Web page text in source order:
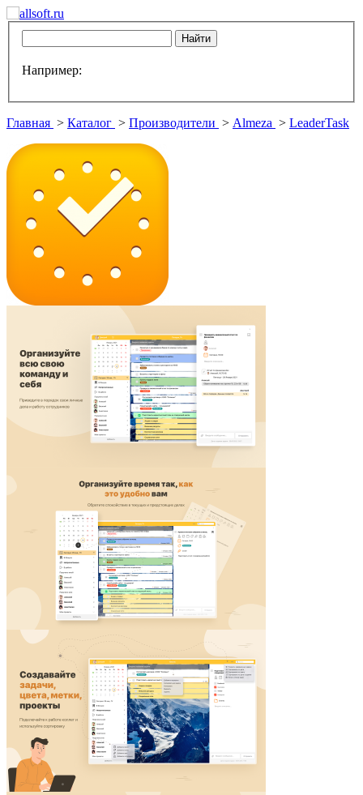
Например:
Главная > Каталог > Производители > Almeza > LeaderTask